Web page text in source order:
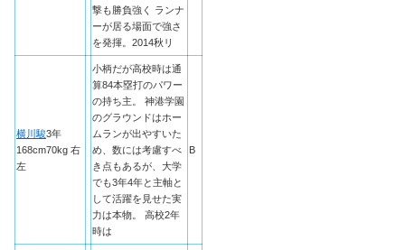
撃も勝負強く ランナ
ーが居る場面で強さ
を発揮。2014秋リ
横川駿3年
168cm70kg 右
左
小柄だが高校時は通
算84本塁打のパワー
の持ち主。 神港学園
のグラウンドはホー
ムランが出やすいた
め、数には考慮すべ
き点もあるが、大学
でも3年4年と主軸と
して活躍を見せた実
力は本物。 高校2年
時は
B